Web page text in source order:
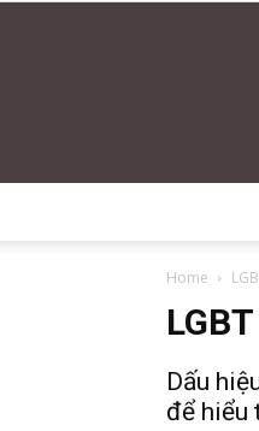
Home
LGBT
Dấu
để hiểu